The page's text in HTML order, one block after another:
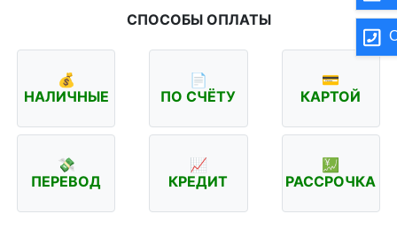
СПОСОБЫ ОПЛАТЫ
💰
НАЛИЧНЫЕ
📄
ПО СЧЁТУ
💳
КАРТОЙ
💸
ПЕРЕВОД
📈
КРЕДИТ
💹
РАССРОЧКА